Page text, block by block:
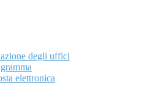
degli uffici
elettronica